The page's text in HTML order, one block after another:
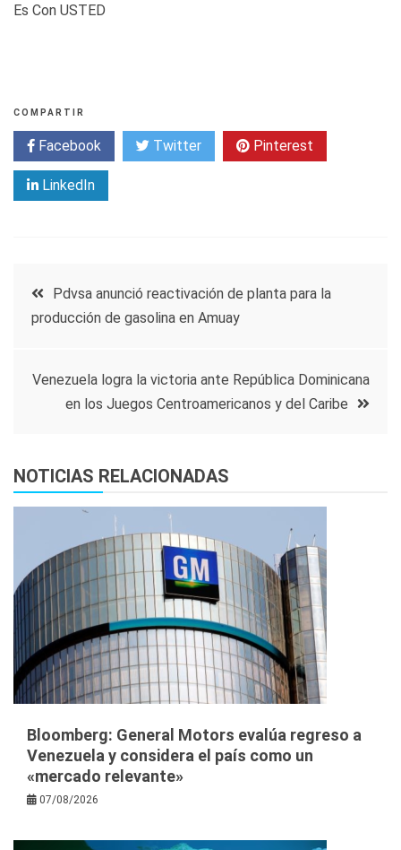
Es Con USTED
COMPARTIR
Facebook Twitter Pinterest
LinkedIn
Navegación
de
entradas
Pdvsa anunció reactivación de planta para la
producción de gasolina en Amuay
Venezuela logra la victoria ante República Dominicana
en los Juegos Centroamericanos y del Caribe
NOTICIAS RELACIONADAS
Bloomberg: General Motors evalúa regreso a
Venezuela y considera el país como un
«mercado relevante»
07/08/2026